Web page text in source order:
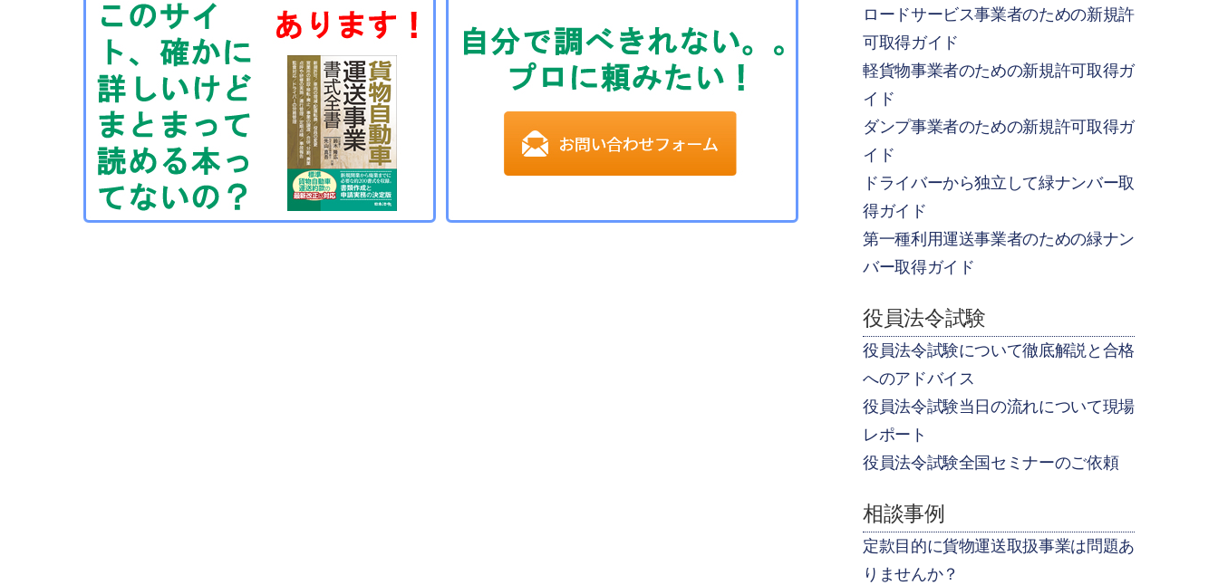
ロードサービス事業者のための新規許
可取得ガイド
軽貨物事業者のための新規許可取得ガ
イド
ダンプ事業者のための新規許可取得ガ
イド
ドライバーから独立して緑ナンバー取
得ガイド
第一種利用運送事業者のための緑ナン
バー取得ガイド
役員法令試験
役員法令試験について徹底解説と合格
へのアドバイス
役員法令試験当日の流れについて現場
レポート
役員法令試験全国セミナーのご依頼
相談事例
定款目的に貨物運送取扱事業は問題あ
りませんか？